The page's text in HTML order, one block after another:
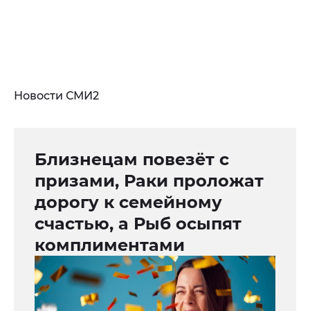
Новости СМИ2
Близнецам повезёт с
призами, Раки проложат
дорогу к семейному
счастью, а Рыб осыпят
комплиментами